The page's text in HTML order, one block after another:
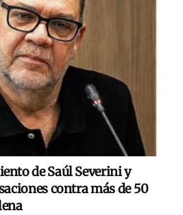
de Saúl Severini y
contra más de 50